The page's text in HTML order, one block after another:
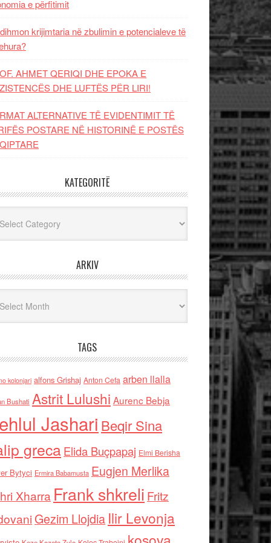
e përfitimit
krijimtaria në zbulimin e potencialeve të
AHMET QERIQI DHE EPOKA E
DHE LUFTЁS PЁR LIRI!
ALTERNATIVE TË EVIDENTIMIT TË
POSTARE NË HISTORINË E POSTËS
KATEGORITË
ARKIV
TAGS
kolonjari alfons Grishaj Anton Cefa arben llalla
Bushati Astrit Lulushi Aurenc Bebja
Jashari Beqir Sina
grecaElida Buçpapaj Elmi Berisha
Bytyci Ermira Babamusta Eugjen Merlika
Xharra Frank shkreli Fritz
Gezim Llojdia Ilir Levonja